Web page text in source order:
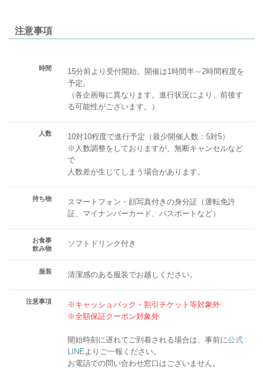
注意事項
時間
15分前より受付開始。開催は1時間半～2時間程度を
予定。
（各企画毎に異なります。進行状況により、前後す
る可能性がございます。）
人数
10対10程度で進行予定（最少開催人数：5対5）
※人数調整をしておりますが、無断キャンセルなど
で
人数差が生じてしまう場合があります。
持ち物
スマートフォン・顔写真付きの身分証（運転免許
証、マイナンバーカード、パスポートなど）
お食事
飲み物
ソフトドリンク付き
服装 清潔感のある服装でお越しください。
注意事項
※キャッシュバック・割引チケット等対象外
※全額保証クーポン対象外
開始時刻に遅れてご到着される場合は、事前に公式
LINEよりご一報ください。
お電話での問い合わせ窓口はございません。